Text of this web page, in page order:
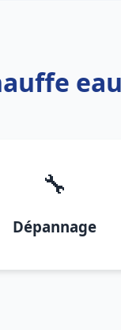
🔧
Dépannage